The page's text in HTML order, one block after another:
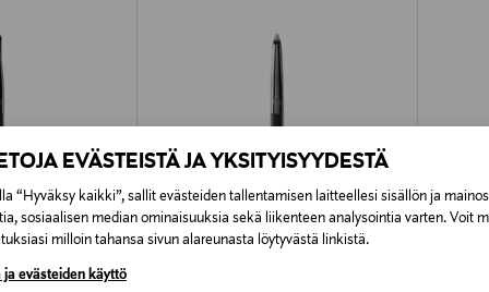
EVÄSTEISTÄ JA YKSITYISYYDESTÄ
“Hyväksy kaikki”, sallit evästeiden tallentamisen laitteellesi sisällön ja
sosiaalisen median ominaisuuksia sekä liikenteen analysointia varten. Voit
milloin tahansa sivun alareunasta löytyvästä linkistä.
ja evästeiden käyttö